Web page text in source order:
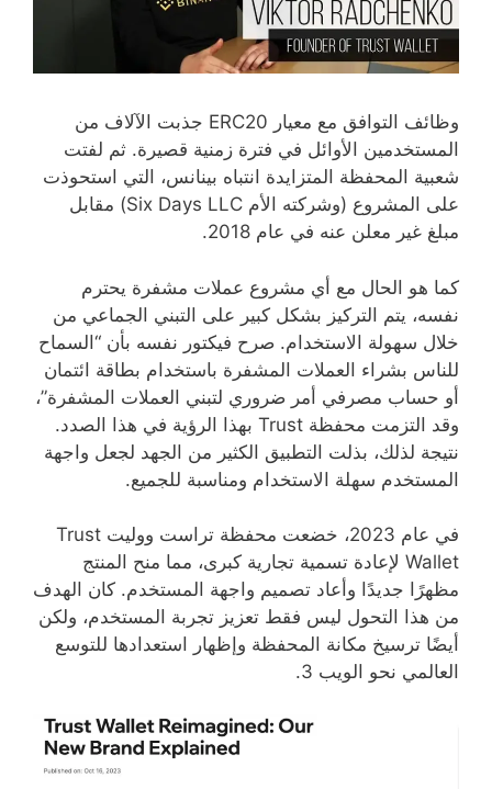
وظائف التوافق مع معيار ERC20 جذبت الآلاف من
المستخدمين الأوائل في فترة زمنية قصيرة. ثم لفتت
شعبية المحفظة المتزايدة انتباه بينانس، التي استحوذت
على المشروع (وشركته الأم Six Days LLC) مقابل
مبلغ غير معلن عنه في عام 2018.
كما هو الحال مع أي مشروع عملات مشفرة يحترم
نفسه، يتم التركيز بشكل كبير على التبني الجماعي من
خلال سهولة الاستخدام. صرح فيكتور نفسه بأن “السماح
للناس بشراء العملات المشفرة باستخدام بطاقة ائتمان
أو حساب مصرفي أمر ضروري لتبني العملات المشفرة”،
وقد التزمت محفظة Trust بهذا الرؤية في هذا الصدد.
نتيجة لذلك، بذلت التطبيق الكثير من الجهد لجعل واجهة
المستخدم سهلة الاستخدام ومناسبة للجميع.
في عام 2023، خضعت محفظة تراست ووليت Trust
Wallet لإعادة تسمية تجارية كبرى، مما منح المنتج
مظهرًا جديدًا وأعاد تصميم واجهة المستخدم. كان الهدف
من هذا التحول ليس فقط تعزيز تجربة المستخدم، ولكن
أيضًا ترسيخ مكانة المحفظة وإظهار استعدادها للتوسع
العالمي نحو الويب 3.